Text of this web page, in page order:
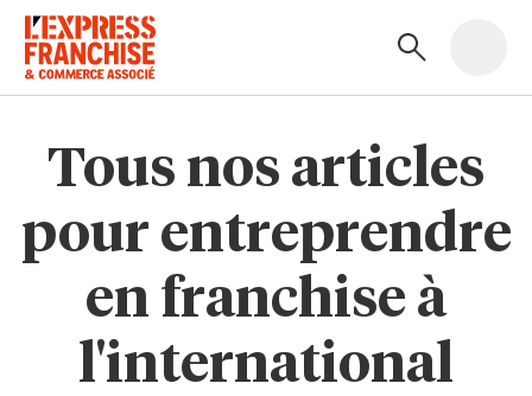
Tous nos articles
pour entreprendre
en franchise à
l'international